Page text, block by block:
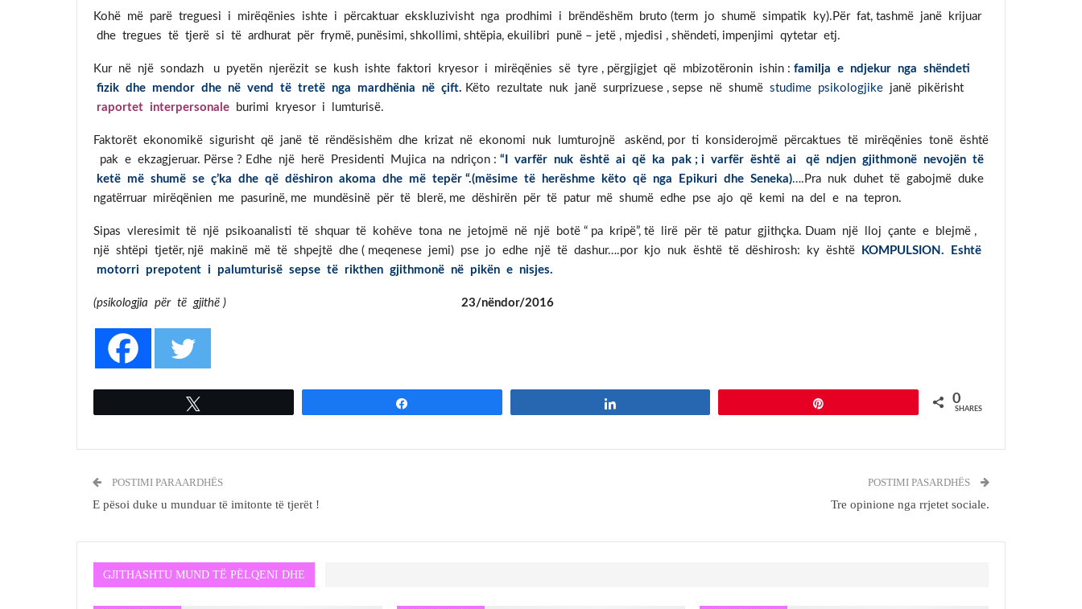
Kohë më parë treguesi i mirëqënies ishte i përcaktuar ekskluzivisht nga prodhimi i brëndëshëm bruto (term jo shumë simpatik ky).Për fat, tashmë janë krijuar
dhe tregues të tjerë si të ardhurat për frymë, punësimi, shkollimi, shtëpia, ekuilibri punë – jetë , mjedisi , shëndeti, impenjimi qytetar etj.
Kur në një sondazh u pyetën njerëzit se kush ishte faktori kryesor i mirëqënies së tyre , përgjigjet që mbizotëronin ishin : familja e ndjekur nga shëndeti
fizik dhe mendor dhe në vend të tretë nga mardhënia në çift. Këto rezultate nuk janë surprizuese , sepse në shumë studime psikologjike janë pikërisht
raportet interpersonale burimi kryesor i lumturisë.
Faktorët ekonomikë sigurisht që janë të rëndësishëm dhe krizat në ekonomi nuk lumturojnë askënd, por ti konsiderojmë përcaktues të mirëqënies tonë është
pak e ekzagjeruar. Përse ? Edhe një herë Presidenti Mujica na ndriçon : “I varfër nuk është ai që ka pak ; i varfër është ai që ndjen gjithmonë nevojën të
ketë më shumë se ç’ka dhe që dëshiron akoma dhe më tepër “.(mësime të herëshme këto që nga Epikuri dhe Seneka)….Pra nuk duhet të gabojmë duke
ngatërruar mirëqënien me pasurinë, me mundësinë për të blerë, me dëshirën për të patur më shumë edhe pse ajo që kemi na del e na tepron.
Sipas vleresimit të një psikoanalisti të shquar të kohëve tona ne jetojmë në një botë “ pa kripë”, të lirë për të patur gjithçka. Duam një lloj çante e blejmë ,
një shtëpi tjetër, një makinë më të shpejtë dhe ( meqenese jemi) pse jo edhe një të dashur….por kjo nuk është të dëshirosh: ky është KOMPULSION. Eshtë
motorri prepotent i palumturisë sepse të rikthen gjithmonë në pikën e nisjes.
(psikologjia për të gjithë ) 23/nëndor/2016
0
SHARES
POSTIMI PARAARDHËS
E pësoi duke u munduar të imitonte të tjerët !
POSTIMI PASARDHËS
Tre opinione nga rrjetet sociale.
GJITHASHTU MUND TË PËLQENI DHE